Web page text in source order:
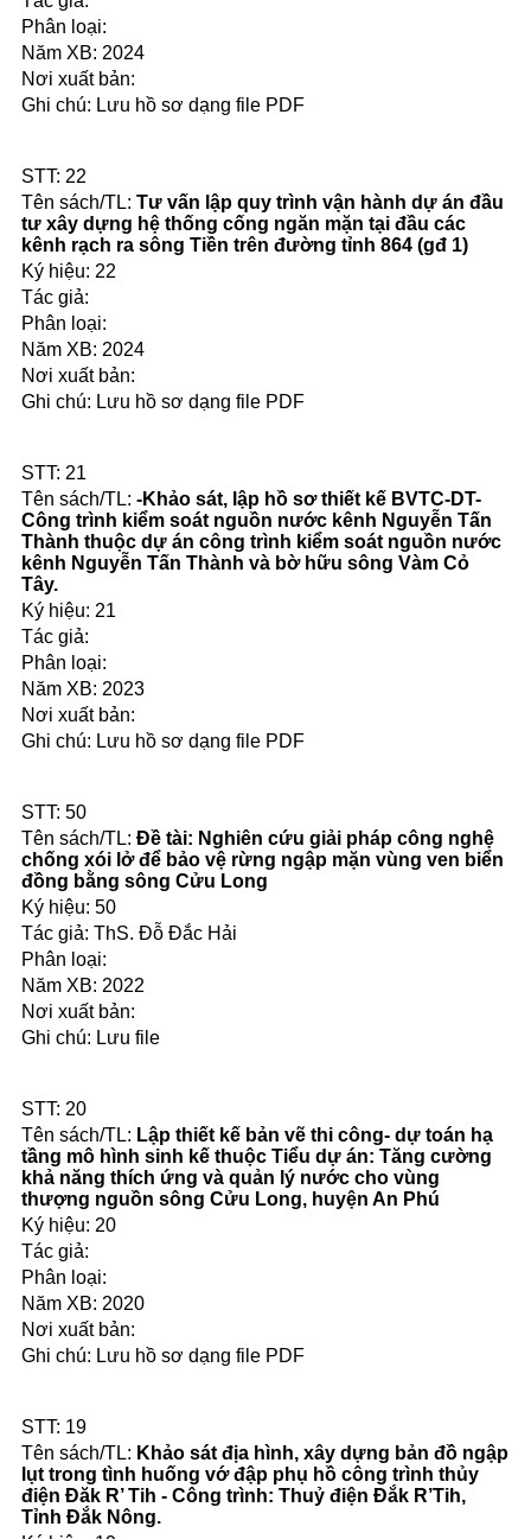
2024
Lưu hồ sơ dạng file PDF
22
Tư vấn lập quy trình vận hành dự án đầu
tư xây dựng hệ thống cống ngăn mặn tại đầu các
kênh rạch ra sông Tiền trên đường tỉnh 864 (gđ 1)
22
2024
Lưu hồ sơ dạng file PDF
21
-Khảo sát, lập hồ sơ thiết kế BVTC-DT-
Công trình kiểm soát nguồn nước kênh Nguyễn Tấn
Thành thuộc dự án công trình kiểm soát nguồn nước
kênh Nguyễn Tấn Thành và bờ hữu sông Vàm Cỏ
Tây.
21
2023
Lưu hồ sơ dạng file PDF
50
Đề tài: Nghiên cứu giải pháp công nghệ
chống xói lở để bảo vệ rừng ngập mặn vùng ven biển
đồng bằng sông Cửu Long
50
ThS. Đỗ Đắc Hải
2022
Lưu file
20
Lập thiết kế bản vẽ thi công- dự toán hạ
tầng mô hình sinh kế thuộc Tiểu dự án: Tăng cường
khả năng thích ứng và quản lý nước cho vùng
thượng nguồn sông Cửu Long, huyện An Phú
20
2020
Lưu hồ sơ dạng file PDF
19
Khảo sát địa hình, xây dựng bản đồ ngập
lụt trong tình huống vớ đập phụ hồ công trình thủy
điện Đăk R’ Tih - Công trình: Thuỷ điện Đắk R’Tih,
Tỉnh Đắk Nông.